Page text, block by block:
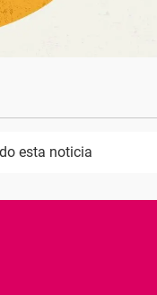
esta noticia